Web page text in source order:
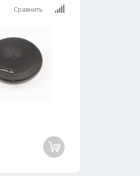
Сравнить